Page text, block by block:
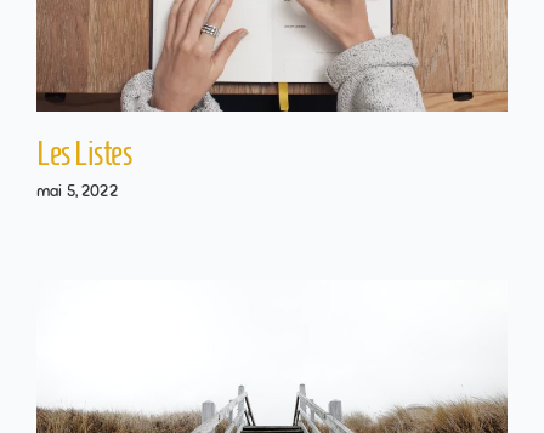
Les Listes
mai 5, 2022